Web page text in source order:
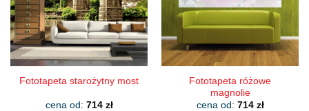
wybrać
na
stronie
produktu
wybrać
na
produktu
Fototapeta starożytny most
cena od: 714 zł
Fototapeta różowe
magnolie
cena od: 714 zł